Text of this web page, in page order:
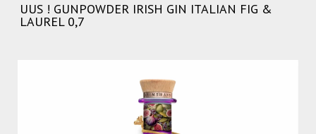
UUS ! GUNPOWDER IRISH GIN ITALIAN FIG &
LAUREL 0,7